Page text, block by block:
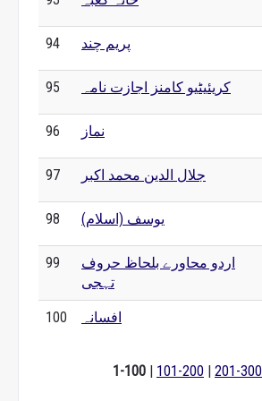
94 پریم چند
95 کریئیٹیو کامنز اجازت نامہ
96 نماز
97 جلال الدین محمد اکبر
98 یوسف (اسلام)
99
اردو محاورے بلحاظ حروف
تہجی
100 افسانہ
1-100 | 101-200 | 201-300